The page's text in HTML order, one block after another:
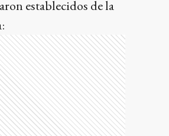
establecidos de la